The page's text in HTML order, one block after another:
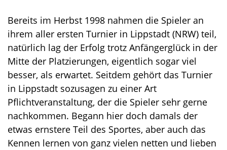
Bereits im Herbst 1998 nahmen die Spieler an
ihrem aller ersten Turnier in Lippstadt (NRW) teil,
natürlich lag der Erfolg trotz Anfängerglück in der
Mitte der Platzierungen, eigentlich sogar viel
besser, als erwartet. Seitdem gehört das Turnier
in Lippstadt sozusagen zu einer Art
Pflichtveranstaltung, der die Spieler sehr gerne
nachkommen. Begann hier doch damals der
etwas ernstere Teil des Sportes, aber auch das
Kennen lernen von ganz vielen netten und lieben